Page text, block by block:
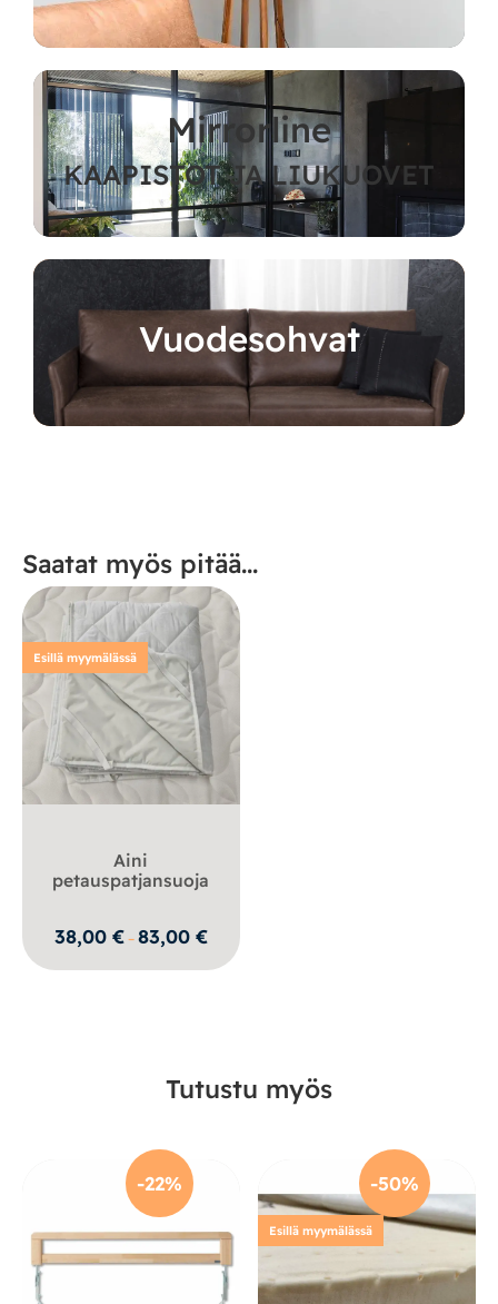
Mirrorline
KAAPISTOT JA LIUKUOVET
Vuodesohvat
Saatat myös pitää...
Esillä myymälässä
Aini
petauspatjansuoja
38,00 € – 83,00 €Hintaluokka:
38,00 €
-
Tutustu myös
-22% -50%
Esillä myymälässä